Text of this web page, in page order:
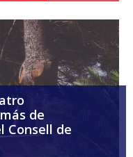
de
Consell de